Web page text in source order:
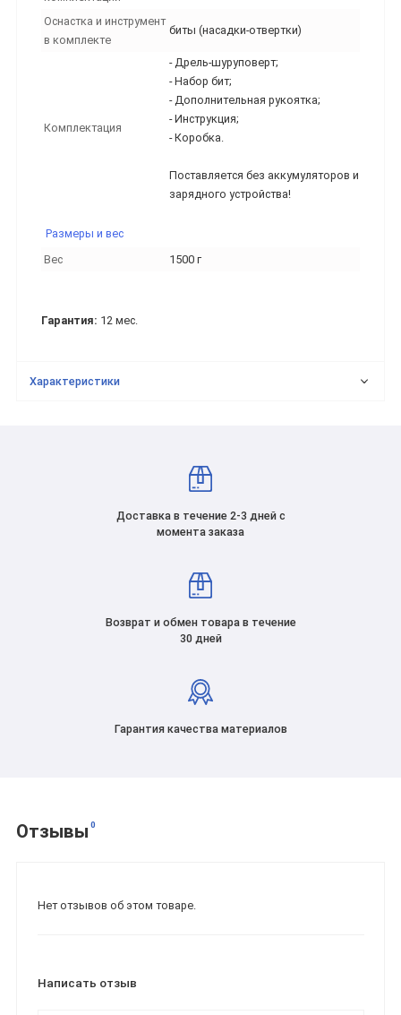
Оснастка и инструмент
в комплекте
биты (насадки-отвертки)
Комплектация
- Дрель-шуруповерт;
- Набор бит;
- Дополнительная рукоятка;
- Инструкция;
- Коробка.
Поставляется без аккумуляторов и
зарядного устройства!
Размеры и вес
Вес
1500 г
Гарантия: 12 мес.
Характеристики
Доставка в течение 2-3 дней с
момента заказа
Возврат и обмен товара в течение
30 дней
Гарантия качества материалов
Отзывы 0
Нет отзывов об этом товаре.
Написать отзыв